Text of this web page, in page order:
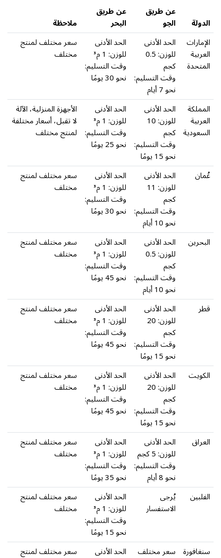
الدولة
عن طريق
الجو
عن طريق
البحر
ملاحظة
الإمارات
العربية
المتحدة
الحد الأدنى
للوزن: 0.5
كجم
وقت التسليم:
نحو 7 أيام
الحد الأدنى
للوزن: 1 م³
وقت التسليم:
نحو 30 يومًا
سعر مختلف لمنتج
مختلف
المملكة
العربية
السعودية
الحد الأدنى
للوزن: 10
كجم
وقت التسليم:
نحو 15 يومًا
الحد الأدنى
للوزن: 1 م³
وقت التسليم:
نحو 25 يومًا
الأجهزة المنزلية، الآلة
لا تقبل، أسعار مختلفة
لمنتج مختلف
عُمان الحد الأدنى
للوزن: 11
كجم
وقت التسليم:
نحو 10 أيام
الحد الأدنى
للوزن: 1 م³
وقت التسليم:
نحو 30 يومًا
سعر مختلف لمنتج
مختلف
البحرين الحد الأدنى
للوزن: 0.5
كجم
وقت التسليم:
نحو 10 أيام
الحد الأدنى
للوزن: 1 م³
وقت التسليم:
نحو 45 يومًا
سعر مختلف لمنتج
مختلف
قطر الحد الأدنى
للوزن: 20
كجم
وقت التسليم:
نحو 15 يومًا
الحد الأدنى
للوزن: 1 م³
وقت التسليم:
نحو 45 يومًا
سعر مختلف لمنتج
مختلف
الكويت الحد الأدنى
للوزن: 20
كجم
وقت التسليم:
نحو 15 يومًا
الحد الأدنى
للوزن: 1 م³
وقت التسليم:
نحو 45 يومًا
سعر مختلف لمنتج
مختلف
العراق الحد الأدنى
للوزن: 5 كجم
وقت التسليم:
نحو 8 أيام
الحد الأدنى
للوزن: 1 م³
وقت التسليم:
نحو 35 يومًا
سعر مختلف لمنتج
مختلف
الفلبين يُرجى
الاستفسار
الحد الأدنى
للوزن: 1 م³
وقت التسليم:
نحو 15 يومًا
سعر مختلف لمنتج
مختلف
سنغافورة سعر مختلف الحد الأدنى سعر مختلف لمنتج